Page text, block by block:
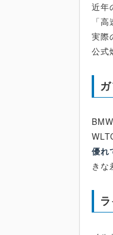
近年
「
実際
公式
優れ
きな